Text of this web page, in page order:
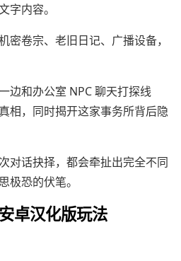
字内容。
密卷宗、老旧日记、广播设备，
边和办公室 NPC 聊天打探线
相，同时揭开这家事务所背后隐
对话抉择，都会牵扯出完全不同
极恐的伏笔。
卓汉化版玩法